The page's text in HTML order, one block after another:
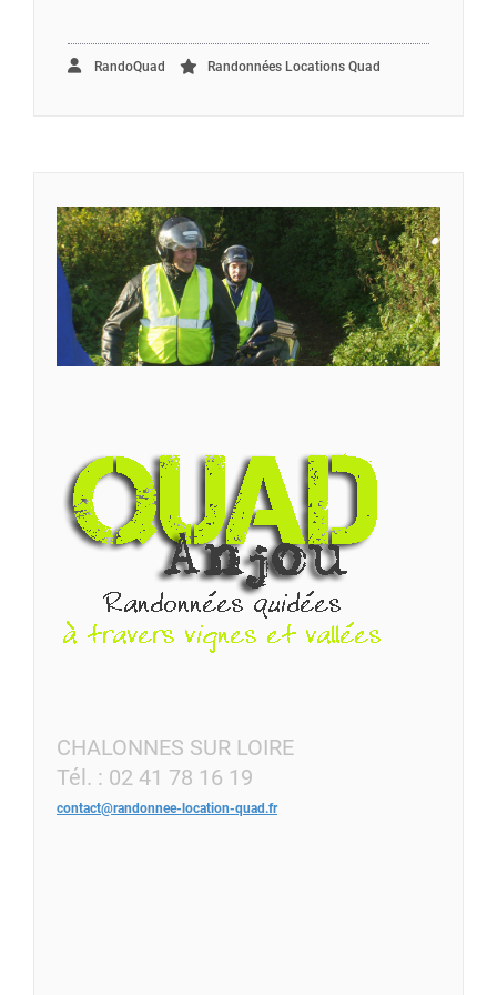
RandoQuad Randonnées Locations Quad
CHALONNES SUR LOIRE
Tél. : 02 41 78 16 19
contact@randonnee-location-quad.fr